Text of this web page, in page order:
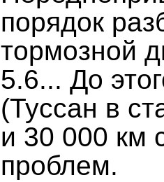
порядок
тормозной
5.6... До
(Туссан в
и 30 000 км
проблем.